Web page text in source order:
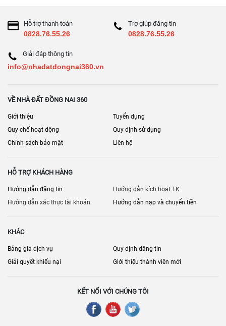
Hỗ trợ thanh toán
0828.76.55.26
Trợ giúp đăng tin
0828.76.55.26
Giải đáp thông tin
info@nhadatdongnai360.vn
VỀ NHÀ ĐẤT ĐỒNG NAI 360
Giới thiệu
Tuyển dụng
Quy chế hoạt động
Quy định sử dụng
Chính sách bảo mật
Liên hệ
HỖ TRỢ KHÁCH HÀNG
Hướng dẫn đăng tin
Hướng dẫn kích hoạt TK
Hướng dẫn xác thực tài khoản
Hướng dẫn nạp và chuyển tiền
KHÁC
Bảng giá dịch vụ
Quy định đăng tin
Giải quyết khiếu nại
Giới thiệu thành viên mới
KẾT NỐI VỚI CHÚNG TÔI